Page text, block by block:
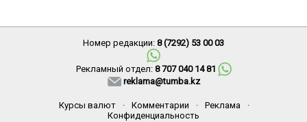
Номер редакции: 8 (7292) 53 00 03
Рекламный отдел: 8 707 040 14 81
reklama@tumba.kz
Курсы валют · Комментарии · Реклама
·
Конфиденциальность